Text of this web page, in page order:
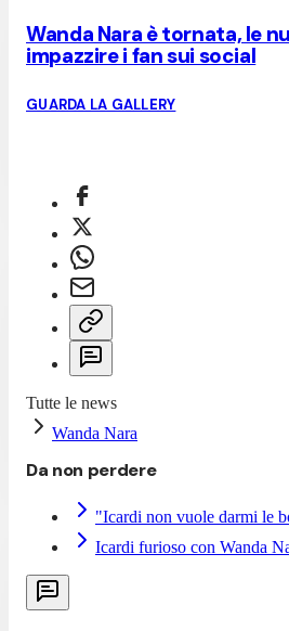
Wanda Nara è tornata, le
impazzire i fan sui social
GUARDA LA GALLERY
Tutte le news
Wanda Nara
Da non perdere
"Icardi non vuole darmi le
Icardi furioso con Wanda